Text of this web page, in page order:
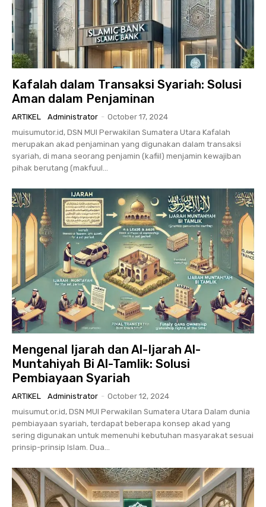
Kafalah dalam Transaksi Syariah: Solusi
Aman dalam Penjaminan
ARTIKEL Administrator - October 17, 2024
muisumutor.id, DSN MUI Perwakilan Sumatera Utara Kafalah
merupakan akad penjaminan yang digunakan dalam transaksi
syariah, di mana seorang penjamin (kafiil) menjamin kewajiban
pihak berutang (makfuul...
Mengenal Ijarah dan Al-Ijarah Al-
Muntahiyah Bi Al-Tamlik: Solusi
Pembiayaan Syariah
ARTIKEL Administrator - October 12, 2024
muisumut.or.id, DSN MUI Perwakilan Sumatera Utara Dalam dunia
pembiayaan syariah, terdapat beberapa konsep akad yang
sering digunakan untuk memenuhi kebutuhan masyarakat sesuai
prinsip-prinsip Islam. Dua...